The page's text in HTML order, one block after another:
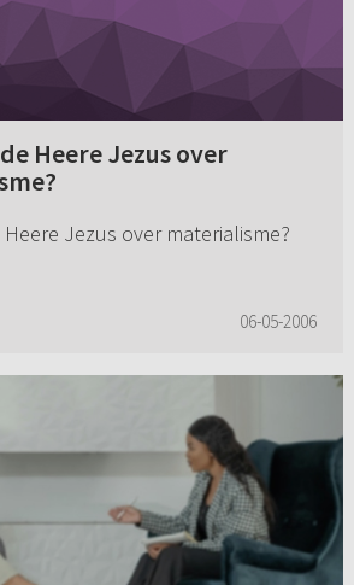
Heere Jezus over
Jezus over materialisme?
06-05-2006